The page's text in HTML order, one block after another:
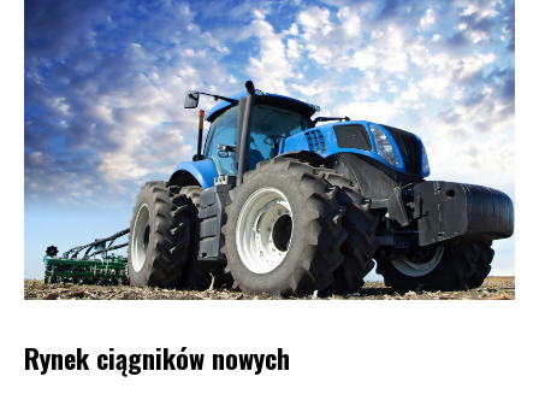
RCA),
przygotować do ZUS roczne podsumowanie
zapłaconych składek – dla ubezpieczonego.
Umowa zlecenie przy zbiorach rolnych
Ten typ umowy należy zawierać w takiej formie, by
rolnik nie mógł być traktowany jako pracodawca. Z
umowy wynikać musi zatem ograniczenie
wykonywania zlecenia. Rolnik nadal odpowiedzialny
jest za opłacanie składek do Zakładu Ubezpieczeń
Rynek ciągników nowych